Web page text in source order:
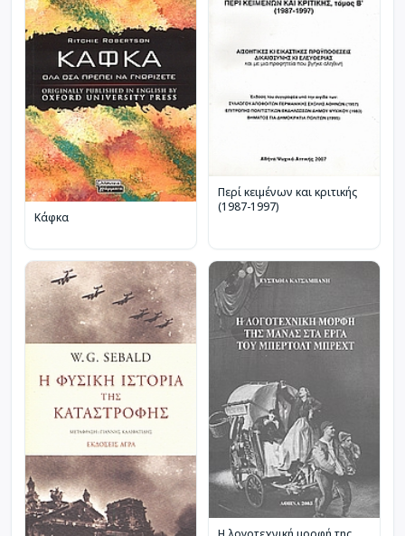
Κάφκα
Περί κειμένων και κριτικής
(1987-1997)